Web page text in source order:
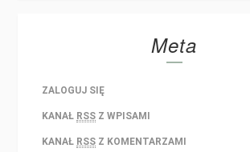
Meta
ZALOGUJ SIĘ
KANAŁ RSS Z WPISAMI
KANAŁ RSS Z KOMENTARZAMI